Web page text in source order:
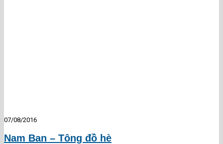
07/08/2016
Nam Ban – Tông đồ hè